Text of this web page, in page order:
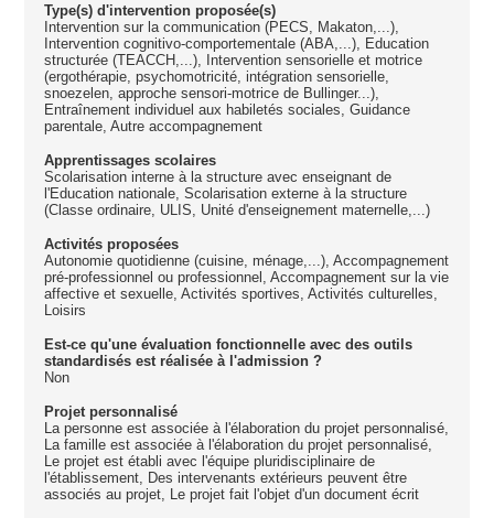
Type(s) d'intervention proposée(s)
Intervention sur la communication (PECS, Makaton,...),
Intervention cognitivo-comportementale (ABA,...), Education
structurée (TEACCH,...), Intervention sensorielle et motrice
(ergothérapie, psychomotricité, intégration sensorielle,
snoezelen, approche sensori-motrice de Bullinger...),
Entraînement individuel aux habiletés sociales, Guidance
parentale, Autre accompagnement
Apprentissages scolaires
Scolarisation interne à la structure avec enseignant de
l'Education nationale, Scolarisation externe à la structure
(Classe ordinaire, ULIS, Unité d'enseignement maternelle,...)
Activités proposées
Autonomie quotidienne (cuisine, ménage,...), Accompagnement
pré-professionnel ou professionnel, Accompagnement sur la vie
affective et sexuelle, Activités sportives, Activités culturelles,
Loisirs
Est-ce qu'une évaluation fonctionnelle avec des outils
standardisés est réalisée à l'admission ?
Non
Projet personnalisé
La personne est associée à l'élaboration du projet personnalisé,
La famille est associée à l'élaboration du projet personnalisé,
Le projet est établi avec l'équipe pluridisciplinaire de
l'établissement, Des intervenants extérieurs peuvent être
associés au projet, Le projet fait l'objet d'un document écrit